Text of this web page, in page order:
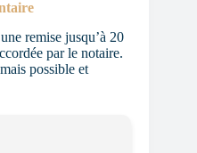
remise jusqu’à 20
par le notaire.
possible et